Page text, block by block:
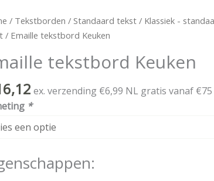
/ Tekstborden / Standaard tekst / Klassiek -
/ Emaille tekstbord Keuken
tekstbord Keuken
ex. verzending €6,99 NL gratis vanaf €75
*